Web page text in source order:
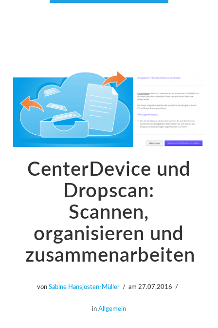
CenterDevice und
Dropscan:
Scannen,
organisieren und
zusammenarbeiten
vonSabine Hansjosten-Müller am 27.07.2016
in Allgemein